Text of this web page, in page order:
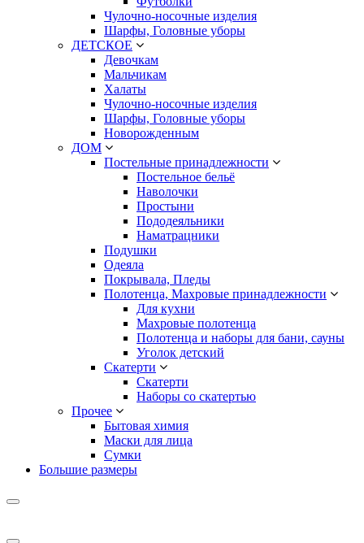
Чулочно-носочные изделия
Шарфы, Головные уборы
ДЕТСКОЕ
Девочкам
Мальчикам
Халаты
Чулочно-носочные изделия
Шарфы, Головные уборы
Новорожденным
ДОМ
Постельные принадлежности
Постельное бельё
Наволочки
Простыни
Пододеяльники
Наматрацники
Подушки
Одеяла
Покрывала, Пледы
Полотенца, Махровые принадлежности
Для кухни
Махровые полотенца
Полотенца и наборы для бани, сауны
Уголок детский
Скатерти
Скатерти
Наборы со скатертью
Прочее
Бытовая химия
Маски для лица
Сумки
Большие размеры